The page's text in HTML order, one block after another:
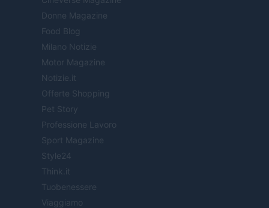
Donne Magazine
Food Blog
Milano Notizie
Motor Magazine
Notizie.it
Offerte Shopping
Pet Story
Professione Lavoro
Sport Magazine
Style24
Think.it
Tuobenessere
Viaggiamo